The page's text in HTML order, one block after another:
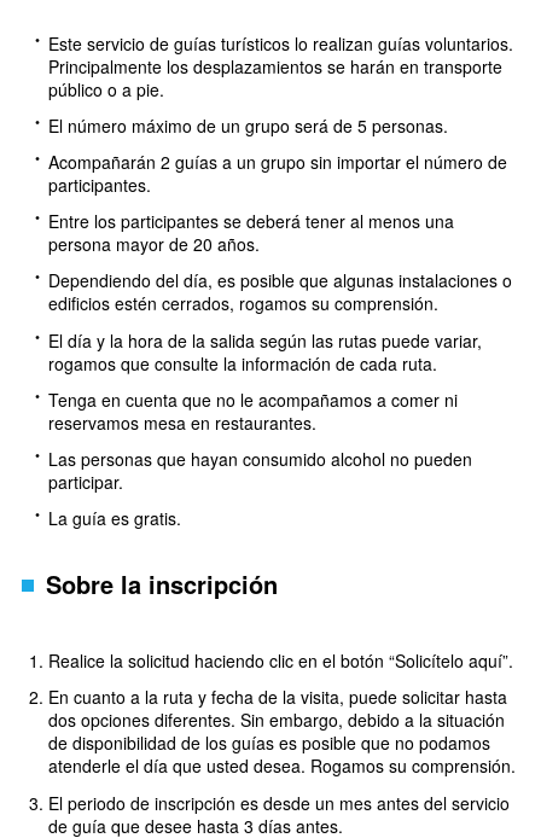
Este servicio de guías turísticos lo realizan guías voluntarios.
Principalmente los desplazamientos se harán en transporte
público o a pie.
El número máximo de un grupo será de 5 personas.
Acompañarán 2 guías a un grupo sin importar el número de
participantes.
Entre los participantes se deberá tener al menos una
persona mayor de 20 años.
Dependiendo del día, es posible que algunas instalaciones o
edificios estén cerrados, rogamos su comprensión.
El día y la hora de la salida según las rutas puede variar,
rogamos que consulte la información de cada ruta.
Tenga en cuenta que no le acompañamos a comer ni
reservamos mesa en restaurantes.
Las personas que hayan consumido alcohol no pueden
participar.
La guía es gratis.
Sobre la inscripción
Realice la solicitud haciendo clic en el botón “Solicítelo aquí”.
En cuanto a la ruta y fecha de la visita, puede solicitar hasta
dos opciones diferentes. Sin embargo, debido a la situación
de disponibilidad de los guías es posible que no podamos
atenderle el día que usted desea. Rogamos su comprensión.
El periodo de inscripción es desde un mes antes del servicio
de guía que desee hasta 3 días antes.